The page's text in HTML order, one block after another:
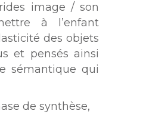
image / son
à l’enfant
des objets
et pensés ainsi
sémantique qui
de synthèse,